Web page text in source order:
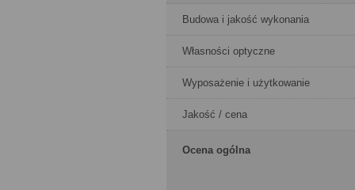
Budowa i jakość wykonania
Własności optyczne
Wyposażenie i użytkowanie
Jakość / cena
Ocena ogólna